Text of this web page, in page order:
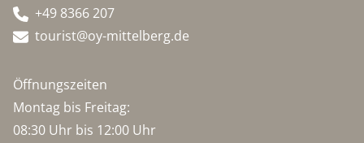
+49 8366 207
tourist@oy-mittelberg.de
Öffnungszeiten
Montag bis Freitag:
08:30 Uhr bis 12:00 Uhr